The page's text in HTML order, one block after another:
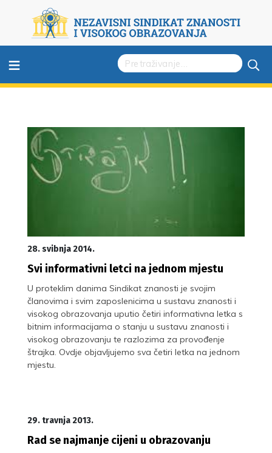
≡
28. svibnja 2014.
Svi informativni letci na jednom mjestu
U proteklim danima Sindikat znanosti je svojim
članovima i svim zaposlenicima u sustavu znanosti i
visokog obrazovanja uputio četiri informativna letka s
bitnim informacijama o stanju u sustavu znanosti i
visokog obrazovanju te razlozima za provođenje
štrajka. Ovdje objavljujemo sva četiri letka na jednom
mjestu.
29. travnja 2013.
Rad se najmanje cijeni u obrazovanju